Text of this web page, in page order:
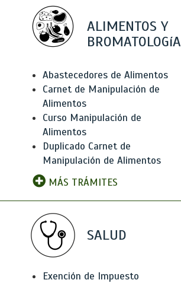
ALIMENTOS Y
BROMATOLOGíA
Abastecedores de Alimentos
Carnet de Manipulación de
Alimentos
Curso Manipulación de
Alimentos
Duplicado Carnet de
Manipulación de Alimentos
MÁS TRÁMITES
SALUD
Exención de Impuesto